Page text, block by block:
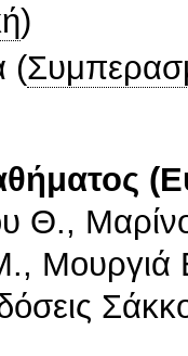
)
(
Θ.,
Μουργιά